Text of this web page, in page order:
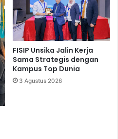
FISIP Unsika Jalin Kerja
Sama Strategis dengan
Kampus Top Dunia
3 Agustus 2026